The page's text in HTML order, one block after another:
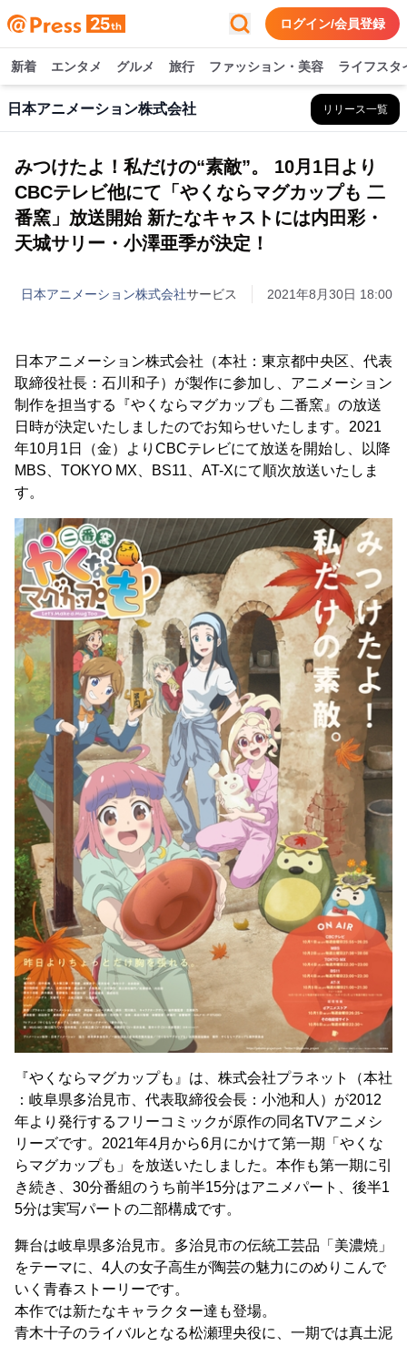
ログイン/会員登録
新着 エンタメ グルメ 旅行 ファッション・美容 ライフスタ
日本アニメーション株式会社 リリース一覧
みつけたよ！私だけの“素敵”。 10月1日より
CBCテレビ他にて「やくならマグカップも 二
番窯」放送開始 新たなキャストには内田彩・
天城サリー・小澤亜季が決定！
日本アニメーション株式会社サービス 2021年8月30日 18:00
日本アニメーション株式会社（本社：東京都中央区、代表
取締役社長：石川和子）が製作に参加し、アニメーション
制作を担当する『やくならマグカップも 二番窯』の放送
日時が決定いたしましたのでお知らせいたします。2021
年10月1日（金）よりCBCテレビにて放送を開始し、以降
MBS、TOKYO MX、BS11、AT-Xにて順次放送いたしま
す。
『やくならマグカップも』は、株式会社プラネット（本社
：岐阜県多治見市、代表取締役会長：小池和人）が2012
年より発行するフリーコミックが原作の同名TVアニメシ
リーズです。2021年4月から6月にかけて第一期「やくな
らマグカップも」を放送いたしました。本作も第一期に引
き続き、30分番組のうち前半15分はアニメパート、後半1
5分は実写パートの二部構成です。
舞台は岐阜県多治見市。多治見市の伝統工芸品「美濃焼」
をテーマに、4人の女子高生が陶芸の魅力にのめりこんで
いく青春ストーリーです。
本作では新たなキャラクター達も登場。
青木十子のライバルとなる松瀬理央役に、一期では真土泥